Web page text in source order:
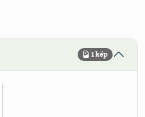
1 kép